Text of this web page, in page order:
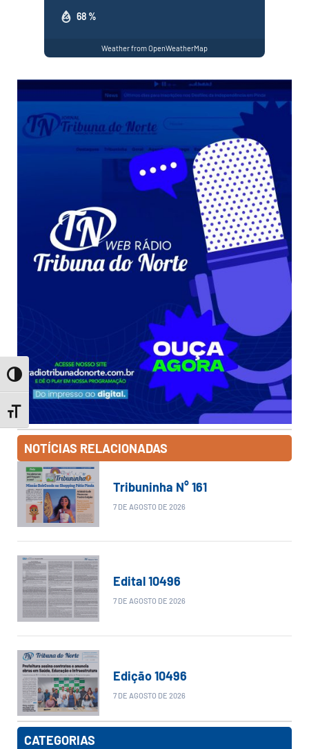
Toggle High Contrast
Toggle Font size
68 %
Weather from OpenWeatherMap
NOTÍCIAS RELACIONADAS
Tribuninha N° 161
7 DE AGOSTO DE 2026
Edital 10496
7 DE AGOSTO DE 2026
Edição 10496
7 DE AGOSTO DE 2026
CATEGORIAS